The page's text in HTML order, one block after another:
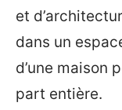
et
dans un
d’une maison
part entière.